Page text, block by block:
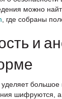
можно
, где собраны
и
уделяет
шифруются, а